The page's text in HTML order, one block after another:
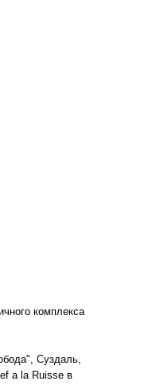
комплекса
Суздаль,
a la Ruisse в